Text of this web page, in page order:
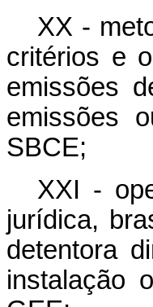
XX -
critérios e
emissões
emissões
SBCE;
XXI -
jurídica,
detentora
instalação